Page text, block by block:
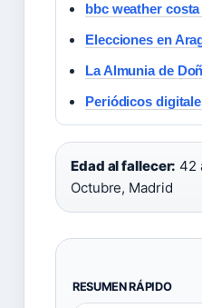
bbc weather
Elecciones en
La Almunia de
Periódicos
Edad al fallecer: 42
Octubre, Madrid
RESUMEN RÁPIDO